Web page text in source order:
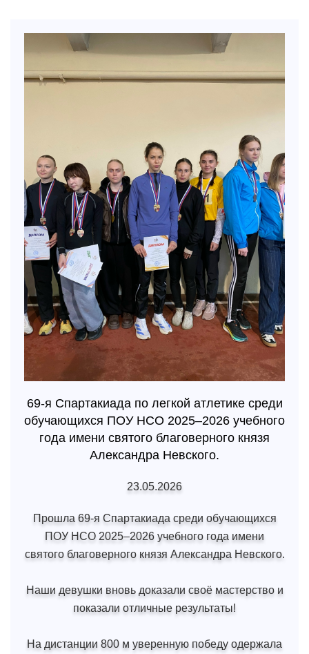
69-я Спартакиада по легкой атлетике среди
обучающихся ПОУ НСО 2025–2026 учебного
года имени святого благоверного князя
Александра Невского.
23.05.2026
Прошла 69-я Спартакиада среди обучающихся
ПОУ НСО 2025–2026 учебного года имени
святого благоверного князя Александра Невского.
Наши девушки вновь доказали своё мастерство и
показали отличные результаты!
На дистанции 800 м уверенную победу одержала